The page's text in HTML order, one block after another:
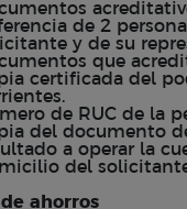
de 2
y de su
que
certificada del
de RUC de la
del documento
a operar la
del
ahorros